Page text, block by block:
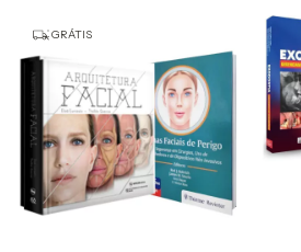
GRÁTIS